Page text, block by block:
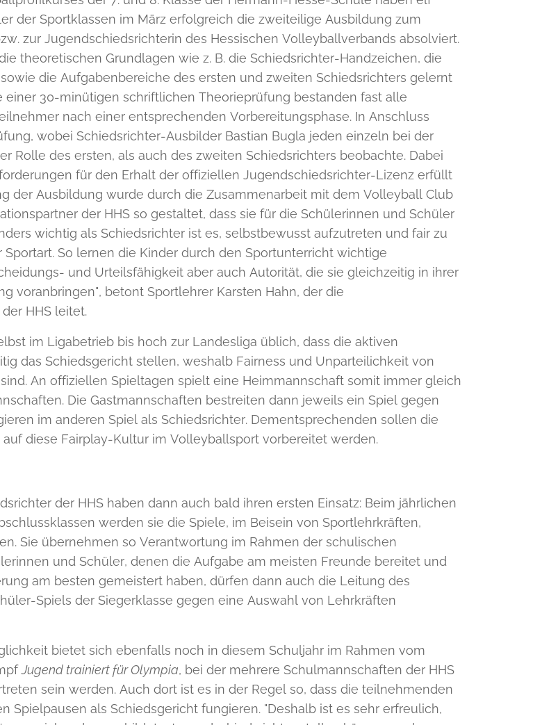
der Sportklassen im März erfolgreich die zweiteilige Ausbildung zum
zur Jugendschiedsrichterin des Hessischen Volleyballverbands absolviert.
theoretischen Grundlagen wie z. B. die Schiedsrichter-Handzeichen, die
die Aufgabenbereiche des ersten und zweiten Schiedsrichters gelernt
einer 30-minütigen schriftlichen Theorieprüfung bestanden fast alle
nach einer entsprechenden Vorbereitungsphase. In Anschluss
wobei Schiedsrichter-Ausbilder Bastian Bugla jeden einzeln bei der
Rolle des ersten, als auch des zweiten Schiedsrichters beobachte. Dabei
für den Erhalt der offiziellen Jugendschiedsrichter-Lizenz erfüllt
der Ausbildung wurde durch die Zusammenarbeit mit dem Volleyball Club
der HHS so gestaltet, dass sie für die Schülerinnen und Schüler
wichtig als Schiedsrichter ist es, selbstbewusst aufzutreten und fair zu
So lernen die Kinder durch den Sportunterricht wichtige
und Urteilsfähigkeit aber auch Autorität, die sie gleichzeitig in ihrer
voranbringen", betont Sportlehrer Karsten Hahn, der die
HHS leitet.
im Ligabetrieb bis hoch zur Landesliga üblich, dass die aktiven
das Schiedsgericht stellen, weshalb Fairness und Unparteilichkeit von
An offiziellen Spieltagen spielt eine Heimmannschaft somit immer gleich
Die Gastmannschaften bestreiten dann jeweils ein Spiel gegen
im anderen Spiel als Schiedsrichter. Dementsprechenden sollen die
diese Fairplay-Kultur im Volleyballsport vorbereitet werden.
der HHS haben dann auch bald ihren ersten Einsatz: Beim jährlichen
werden sie die Spiele, im Beisein von Sportlehrkräften,
Sie übernehmen so Verantwortung im Rahmen der schulischen
und Schüler, denen die Aufgabe am meisten Freunde bereitet und
am besten gemeistert haben, dürfen dann auch die Leitung des
Spiels der Siegerklasse gegen eine Auswahl von Lehrkräften
bietet sich ebenfalls noch in diesem Schuljahr im Rahmen vom
Jugend trainiert für Olympia, bei der mehrere Schulmannschaften der HHS
sein werden. Auch dort ist es in der Regel so, dass die teilnehmenden
Spielpausen als Schiedsgericht fungieren. "Deshalb ist es sehr erfreulich,